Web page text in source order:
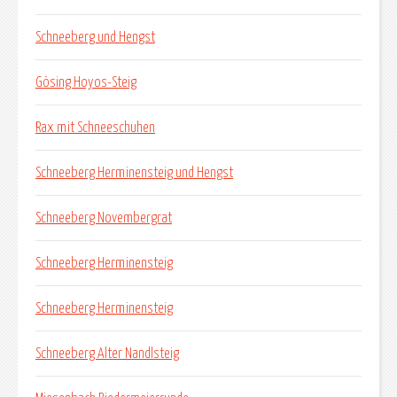
Schneeberg und Hengst
Gösing Hoyos-Steig
Rax mit Schneeschuhen
Schneeberg Herminensteig und Hengst
Schneeberg Novembergrat
Schneeberg Herminensteig
Schneeberg Herminensteig
Schneeberg Alter Nandlsteig